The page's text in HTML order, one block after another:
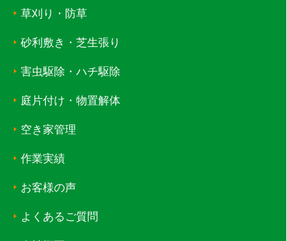
草刈り・防草
砂利敷き・芝生張り
害虫駆除・ハチ駆除
庭片付け・物置解体
空き家管理
作業実績
お客様の声
よくあるご質問